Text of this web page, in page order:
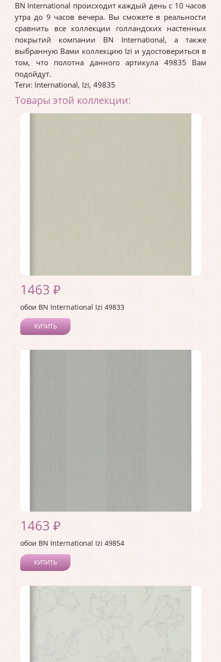
BN International происходит каждый день с 10 часов
утра до 9 часов вечера. Вы сможете в реальности
сравнить все коллекции голландских настенных
покрытий компании BN International, а также
выбранную Вами коллекцию Izi и удостовериться в
том, что полотна данного артикула 49835 Вам
подойдут.
Теги: International, Izi, 49835
Товары этой коллекции:
1463 ₽
обои BN International Izi 49833
КУПИТЬ
Коллекция:Izi
1463 ₽
обои BN International Izi 49854
КУПИТЬ
Коллекция:Izi